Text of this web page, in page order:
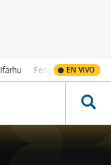
Ifarhu Fenómeno de El
EN VIVO